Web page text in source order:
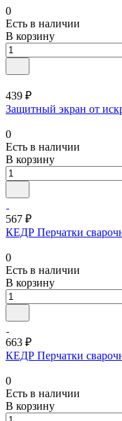
0
Есть в наличии
В корзину
439 ₽
Защитный экран от
0
Есть в наличии
В корзину
567 ₽
КЕДР Перчатки
0
Есть в наличии
В корзину
663 ₽
КЕДР Перчатки
0
Есть в наличии
В корзину